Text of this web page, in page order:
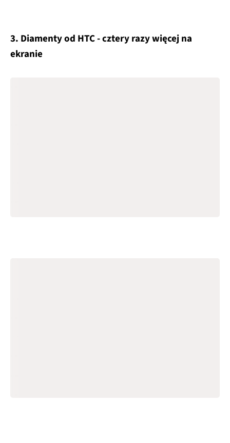
3. Diamenty od HTC - cztery razy więcej na
ekranie